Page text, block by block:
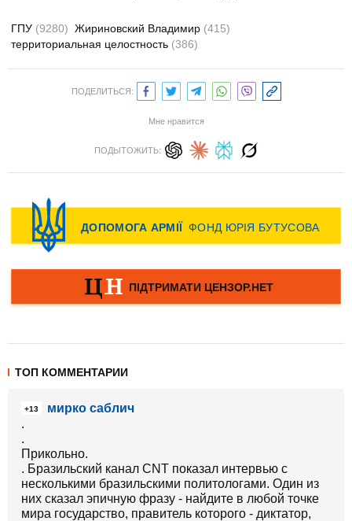
ГПУ (9280) Жириновский Владимир (415)
территориальная целостность (386)
ПОДЕЛИТЬСЯ:
Мне нравится
ПОДЫТОЖИТЬ:
ТОП КОММЕНТАРИИ
+13
мирко саблич
.
.
Прикольно.
. Бразильский канал CNT показал интервью с
несколькими бразильскими политологами. Один из
них сказал эпичную фразу - найдите в любой точке
мира государство, правитель которого - диктатор,